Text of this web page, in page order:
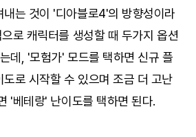
내는 것이 '디아블로4'의 방향성이라
로 캐릭터를 생성할 때 두가지 옵션
데, '모험가' 모드를 택하면 신규 플
로 시작할 수 있으며 조금 더 고난
'베테랑' 난이도를 택하면 된다.